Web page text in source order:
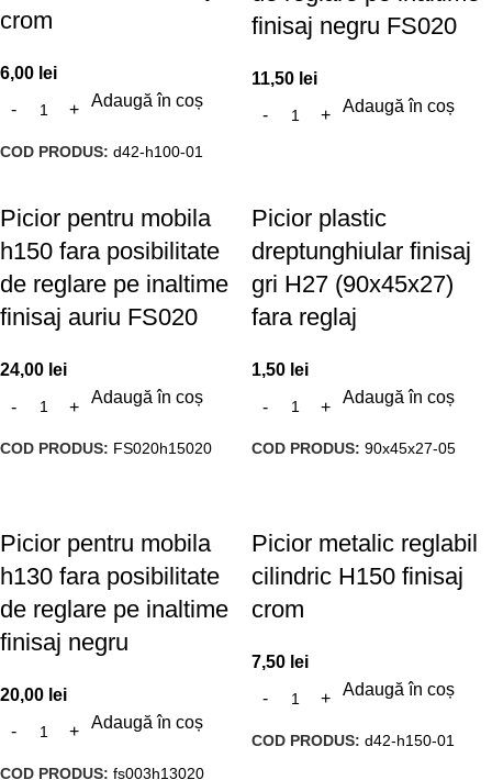
crom
6,00 lei
Adaugă în coș
COD PRODUS: d42-h100-01
finisaj negru FS020
11,50 lei
Adaugă în coș
Picior pentru mobila
h150 fara posibilitate
de reglare pe inaltime
finisaj auriu FS020
24,00 lei
Adaugă în coș
COD PRODUS: FS020h15020
Picior plastic
dreptunghiular finisaj
gri H27 (90x45x27)
fara reglaj
1,50 lei
Adaugă în coș
COD PRODUS: 90x45x27-05
Picior pentru mobila
h130 fara posibilitate
de reglare pe inaltime
finisaj negru
20,00 lei
Adaugă în coș
COD PRODUS: fs003h13020
Picior metalic reglabil
cilindric H150 finisaj
crom
7,50 lei
Adaugă în coș
COD PRODUS: d42-h150-01